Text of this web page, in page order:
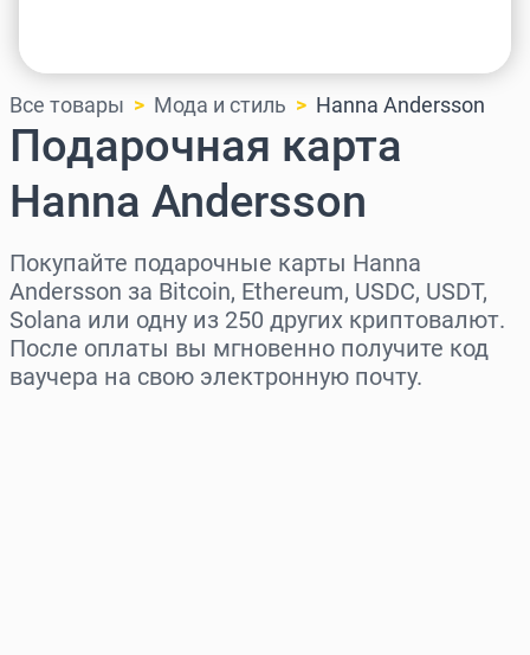
Все товары Мода и стиль Hanna Andersson
Подарочная карта
Hanna Andersson
Покупайте подарочные карты Hanna
Andersson за Bitcoin, Ethereum, USDC, USDT,
Solana или одну из 250 других криптовалют.
После оплаты вы мгновенно получите код
ваучера на свою электронную почту.